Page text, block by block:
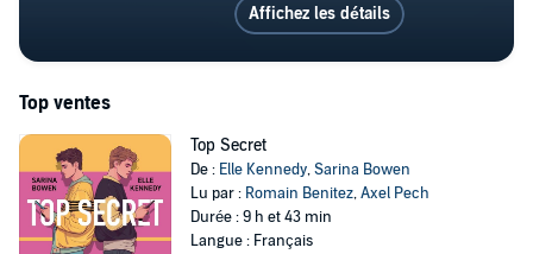
Affichez les détails
Top ventes
Top Secret
De : Elle Kennedy,Sarina Bowen
Lu par : Romain Benitez,Axel Pech
Durée : 9 h et 43 min
Langue : Français